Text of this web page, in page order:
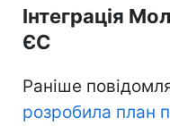
Інтеграція
ЄС
Раніше
розробила план